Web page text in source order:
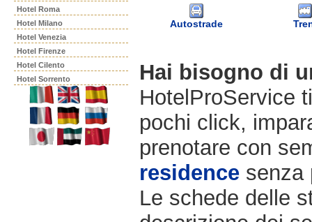
Hotel Roma
Hotel Milano
Hotel Venezia
Hotel Firenze
Hotel Cilento
Hotel Sorrento
Autostrade
Hai bisogno di
HotelProService
pochi click,
prenotare con
residence senza
Le schede delle